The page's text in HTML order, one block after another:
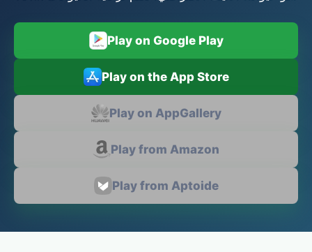
Play on Google Play
Play on the App Store
Play on AppGallery
Play from Amazon
Play from Aptoide